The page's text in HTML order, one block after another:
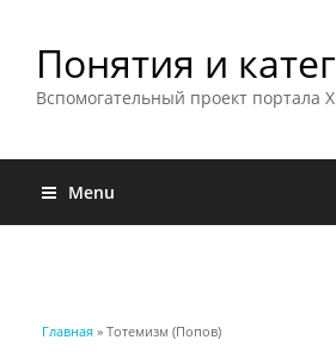
Понятия и
Вспомогательный проект портала
Menu
Вы здесь
Главная » Тотемизм (Попов)